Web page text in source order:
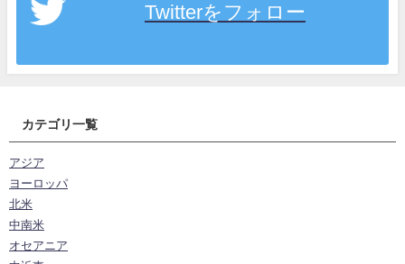
Twitterをフォロー
カテゴリ一覧
アジア
ヨーロッパ
北米
中南米
オセアニア